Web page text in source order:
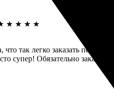
★ ★ ★ ★
что так легко заказать
супер! Обязательно закажу